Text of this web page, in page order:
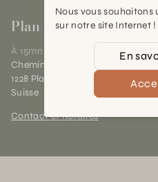
Plan-les-Ouates
À 15mn du centre de Genève
Chemin des Charrotons 25
1228 Plan-les-Ouates (GE)
Suisse
Contact et horaires
Nous vous souhaitons
sur notre site Internet !
En